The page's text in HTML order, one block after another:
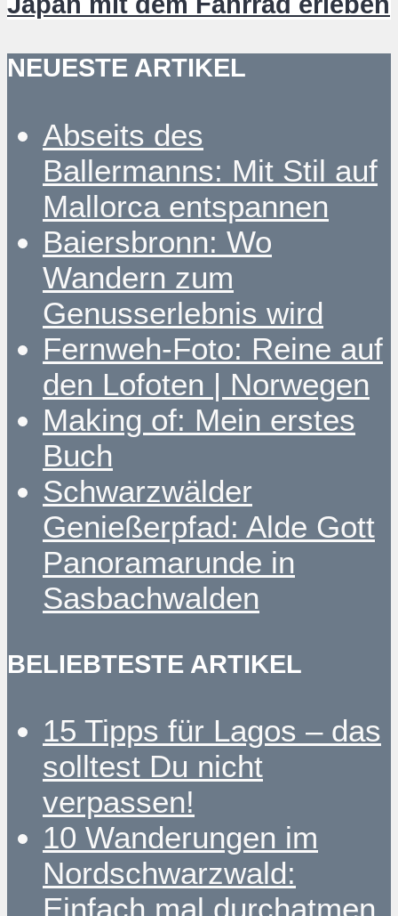
NEUESTE ARTIKEL
Abseits des
Ballermanns: Mit Stil auf
Mallorca entspannen
Baiersbronn: Wo
Wandern zum
Genusserlebnis wird
Fernweh-Foto: Reine auf
den Lofoten | Norwegen
Making of: Mein erstes
Buch
Schwarzwälder
Genießerpfad: Alde Gott
Panoramarunde in
Sasbachwalden
BELIEBTESTE ARTIKEL
15 Tipps für Lagos – das
solltest Du nicht
verpassen!
10 Wanderungen im
Nordschwarzwald:
Einfach mal durchatmen